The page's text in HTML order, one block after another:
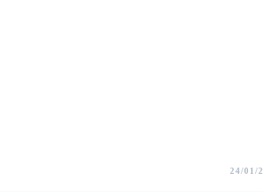
24/01/